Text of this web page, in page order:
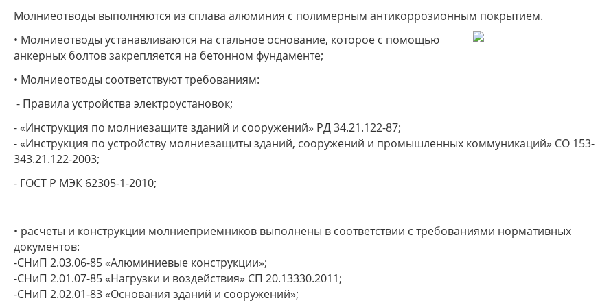
Молниеотводы выполняются из сплава алюминия с полимерным антикоррозионным покрытием.
• Молниеотводы устанавливаются на стальное основание, которое с помощью
анкерных болтов закрепляется на бетонном фундаменте;
• Молниеотводы соответствуют требованиям:
- Правила устройства электроустановок;
- «Инструкция по молниезащите зданий и сооружений» РД 34.21.122-87;
- «Инструкция по устройству молниезащиты зданий, сооружений и промышленных коммуникаций» CO 153-
343.21.122-2003;
- ГОСТ Р МЭК 62305-1-2010;
• расчеты и конструкции молниеприемников выполнены в соответствии с требованиями нормативных
документов:
-СНиП 2.03.06-85 «Алюминиевые конструкции»;
-СНиП 2.01.07-85 «Нагрузки и воздействия» СП 20.13330.2011;
-СНиП 2.02.01-83 «Основания зданий и сооружений»;